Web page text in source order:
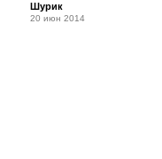
Шурик
20 июн 2014